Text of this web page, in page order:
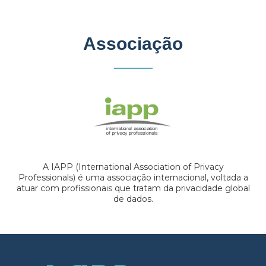
Associação
A IAPP (International Association of Privacy
Professionals) é uma associação internacional, voltada a
atuar com profissionais que tratam da privacidade global
de dados.